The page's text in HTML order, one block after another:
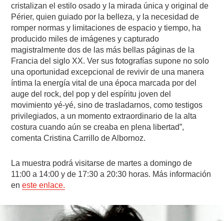
cristalizan el estilo osado y la mirada única y original de
Périer, quien guiado por la belleza, y la necesidad de
romper normas y limitaciones de espacio y tiempo, ha
producido miles de imágenes y capturado
magistralmente dos de las más bellas páginas de la
Francia del siglo XX. Ver sus fotografías supone no solo
una oportunidad excepcional de revivir de una manera
íntima la energía vital de una época marcada por del
auge del rock, del pop y del espíritu joven del
movimiento yé-yé, sino de trasladarnos, como testigos
privilegiados, a un momento extraordinario de la alta
costura cuando aún se creaba en plena libertad”,
comenta Cristina Carrillo de Albornoz.
La muestra podrá visitarse de martes a domingo de
11:00 a 14:00 y de 17:30 a 20:30 horas. Más información
eneste enlace.